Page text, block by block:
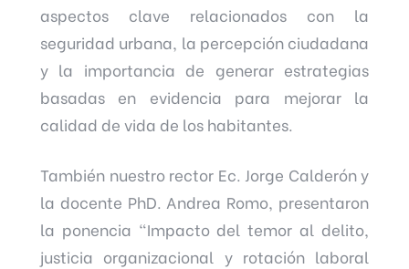
aspectos clave relacionados con la
seguridad urbana, la percepción ciudadana
y la importancia de generar estrategias
basadas en evidencia para mejorar la
calidad de vida de los habitantes.
También nuestro rector Ec. Jorge Calderón y
la docente PhD. Andrea Romo, presentaron
la ponencia “Impacto del temor al delito,
justicia organizacional y rotación laboral